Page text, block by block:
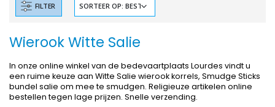
FILTER
Wierook Witte Salie
In onze online winkel van de bedevaartplaats Lourdes vindt u
een ruime keuze aan Witte Salie wierook korrels, Smudge Sticks
bundel salie om mee te smudgen. Religieuze artikelen online
bestellen tegen lage prijzen. Snelle verzending.